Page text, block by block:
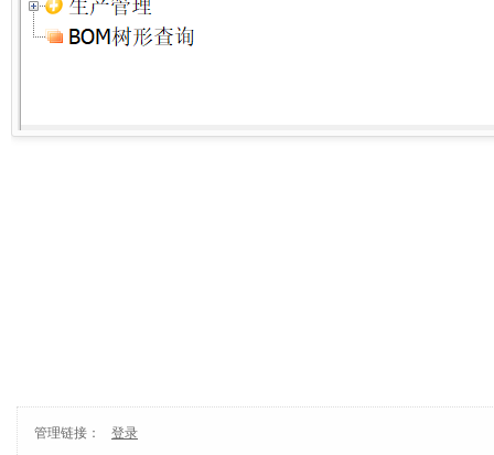
管理链接：
登录